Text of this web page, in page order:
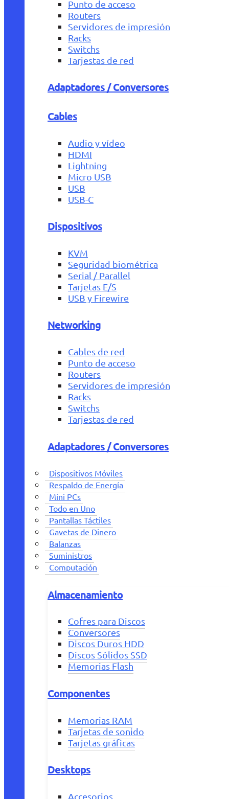
Punto de acceso
Routers
Servidores de impresión
Racks
Switchs
Tarjestas de red
Adaptadores / Conversores
Cables
Audio y vídeo
HDMI
Lightning
Micro USB
USB
USB-C
Dispositivos
KVM
Seguridad biométrica
Serial / Parallel
Tarjetas E/S
USB y Firewire
Networking
Cables de red
Punto de acceso
Routers
Servidores de impresión
Racks
Switchs
Tarjestas de red
Adaptadores / Conversores
Dispositivos Móviles
Respaldo de Energía
Mini PCs
Todo en Uno
Pantallas Táctiles
Gavetas de Dinero
Balanzas
Suministros
Computación
Almacenamiento
Cofres para Discos
Conversores
Discos Duros HDD
Discos Sólidos SSD
Memorias Flash
Componentes
Memorias RAM
Tarjetas de sonido
Tarjetas gráficas
Desktops
Accesorios